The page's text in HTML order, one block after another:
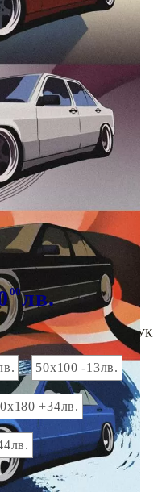
Tweet
00лв.
За поръчки на едро ТУК
50х100 -13лв.
+34лв.
: